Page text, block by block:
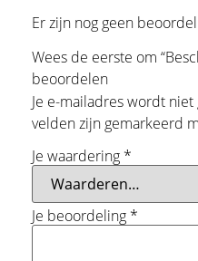
Er zijn nog geen
Wees de eerste om
beoordelen
Je e-mailadres wordt
velden zijn gemarkeerd
Je waardering *
Je beoordeling *